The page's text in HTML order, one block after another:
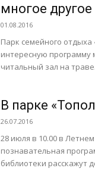
многое другое
01.08.2016
Парк семейного отдыха
интересную программу
читальный зал на
В парке
26.07.2016
28 июля в 10.00 в
познавательная
библиотеки расскажут